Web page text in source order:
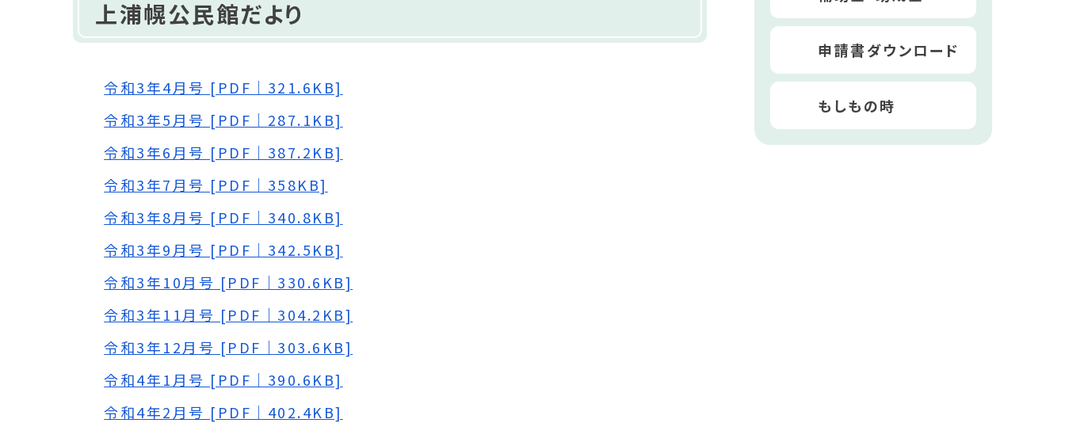
上浦幌公民館だより
令和3年4月号 [PDF｜321.6KB]
令和3年5月号 [PDF｜287.1KB]
令和3年6月号 [PDF｜387.2KB]
令和3年7月号 [PDF｜358KB]
令和3年8月号 [PDF｜340.8KB]
令和3年9月号 [PDF｜342.5KB]
令和3年10月号 [PDF｜330.6KB]
令和3年11月号 [PDF｜304.2KB]
令和3年12月号 [PDF｜303.6KB]
令和4年1月号 [PDF｜390.6KB]
令和4年2月号 [PDF｜402.4KB]
申請書ダウンロード
もしもの時